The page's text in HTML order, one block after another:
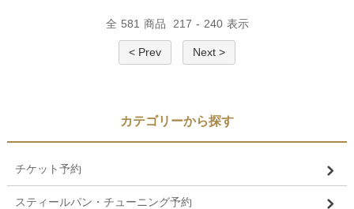
全 581 商品 217 - 240 表示
< Prev Next >
カテゴリーから探す
チケット予約
スティールパン・チューニング予約